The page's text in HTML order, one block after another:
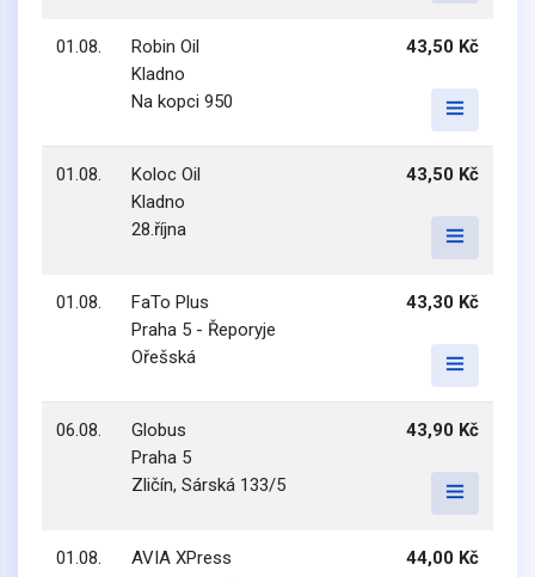
01.08.
Robin Oil
Kladno
Na kopci 950
43,50 Kč
01.08.
Koloc Oil
Kladno
28.října
43,50 Kč
01.08.
FaTo Plus
Praha 5 - Řeporyje
Ořešská
43,30 Kč
06.08.
Globus
Praha 5
Zličín, Sárská 133/5
43,90 Kč
01.08.
AVIA XPress
44,00 Kč